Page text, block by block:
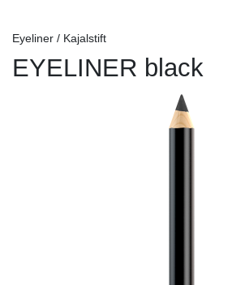
Eyeliner / Kajalstift
EYELINER black